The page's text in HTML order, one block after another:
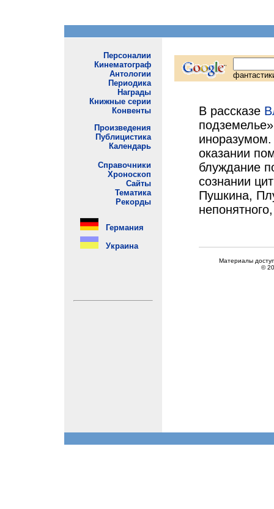
В рассказе
иноразумом.
оказании
блуждание
сознании
Пушкина,